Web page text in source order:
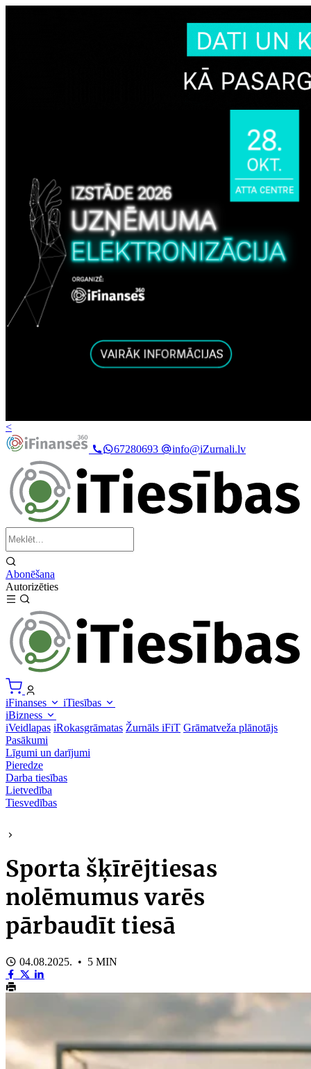
<
67280693
info@iZurnali.lv
Abonēšana
Autorizēties
iFinanses
iTiesības
iBizness
iVeidlapas iRokasgrāmatas Žurnāls iFiT Grāmatveža plānotājs
Pasākumi
Līgumi un darījumi
Pieredze
Darba tiesības
Lietvedība
Tiesvedības
Sporta šķīrējtiesas
nolēmumus varēs
pārbaudīt tiesā
04.08.2025. • 5 MIN